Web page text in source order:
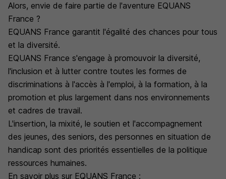
Alors, envie de faire partie de l'aventure EQUANS
France ?
EQUANS France garantit l'égalité des chances pour tous
et la diversité.
EQUANS France s'engage à promouvoir la diversité,
l'inclusion et à lutter contre toutes les formes de
discriminations à l'accès à l'emploi, à la formation, à la
promotion et plus largement dans nos environnements
et cadres de travail.
L'insertion, la mixité, le soutien et l'accompagnement
des jeunes, des seniors, des personnes en situation de
handicap sont des priorités essentielles de la politique
ressources humaines.
En savoir plus sur EQUANS France :